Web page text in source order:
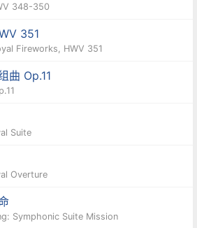
348-350
351
Fireworks, HWV 351
曲 Op.11
Suite
Overture
Symphonic Suite Mission